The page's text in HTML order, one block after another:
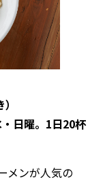
日曜。1日20杯
メンが人気の